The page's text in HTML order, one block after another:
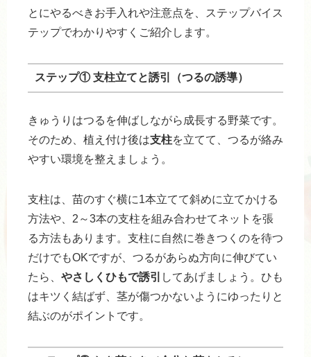
とにやるべきお手入れや注意点を、ステップバイス
テップでわかりやすくご紹介します。
ステップ① 支柱立てと誘引（つるの誘導）
きゅうりはつるを伸ばしながら成長する野菜です。
そのため、植え付け後は支柱を立てて、つるが絡み
やすい環境を整えましょう。
支柱は、苗のすぐ横に1本立てて斜めに立てかける
方法や、2～3本の支柱を組み合わせてネットを張
る方法もあります。支柱に自然に巻きつくのを待つ
だけでもOKですが、つるがあらぬ方向に伸びてい
たら、 やさしくひもで誘引 してあげましょう。ひも
はキツく結ばず、茎が傷つかないようにゆったりと
結ぶのがポイントです。